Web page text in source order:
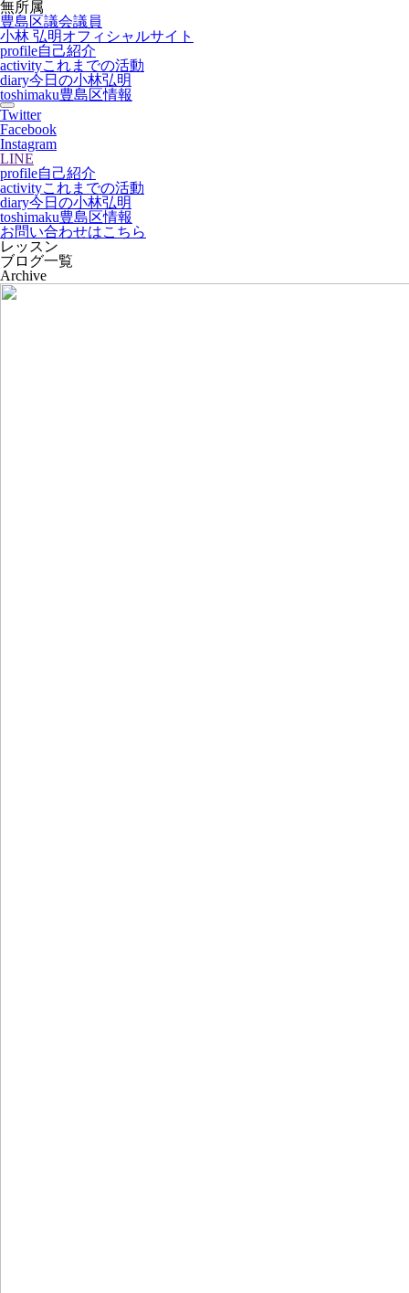
無所属
豊島区議会議員
小林 弘明オフィシャルサイト
profile自己紹介
activityこれまでの活動
diary今日の小林弘明
toshimaku豊島区情報
Twitter
Facebook
Instagram
LINE
profile自己紹介
activityこれまでの活動
diary今日の小林弘明
toshimaku豊島区情報
お問い合わせはこちら
レッスン
ブログ一覧
Archive